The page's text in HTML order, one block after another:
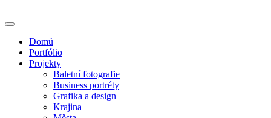
to
Domů
Portfólio
Projekty
Baletní fotografie
Business portréty
Grafika a design
Krajina